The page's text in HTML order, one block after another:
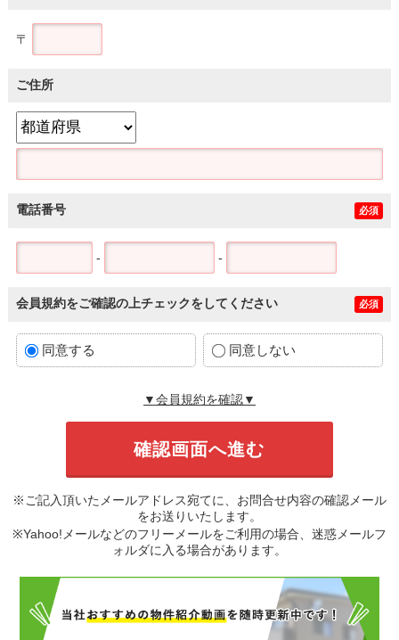
〒
ご住所
電話番号 必須
- -
会員規約をご確認の上チェックをしてください 必須
同意する 同意しない
▼会員規約を確認▼
※ご記入頂いたメールアドレス宛てに、お問合せ内容の確認メール
をお送りいたします。
※Yahoo!メールなどのフリーメールをご利用の場合、迷惑メールフ
ォルダに入る場合があります。